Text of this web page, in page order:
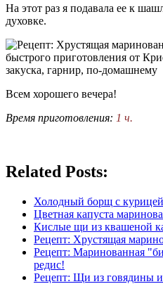
На этот раз я подавала ее к
духовке.
Всем хорошего вечера!
Время приготовления: 1 ч.
Related Posts:
Холодный борщ с
Цветная капуста
Кислые щи из квашеной
Рецепт: Хрустящая
Рецепт: Маринованная
редис!
Рецепт: Щи из говядины